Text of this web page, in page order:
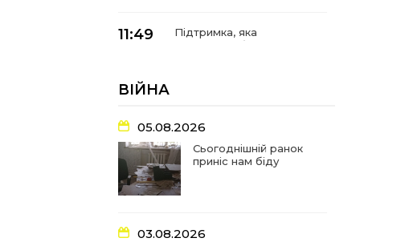
11:49
Підтримка, яка
допомагає бути на
21:04
історії Героїв
Барвінківщини стали
частиною літопису війни
17:18
У Барвінківській громаді
ВІЙНА
05.08.2026
Сьогоднішній ранок
приніс нам біду
03.08.2026